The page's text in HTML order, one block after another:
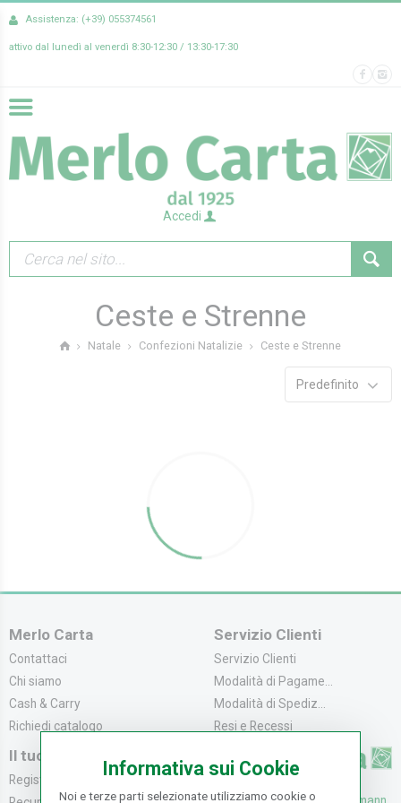
Assistenza: (+39) 055374561
attivo dal lunedì al venerdì 8:30-12:30 / 13:30-17:30
Accedi
Ceste e Strenne
Natale Confezioni Natalizie Ceste e Strenne
Predefinito
Merlo Carta
Contattaci
Chi siamo
Cash & Carry
Richiedi catalogo
Servizio Clienti
Servizio Clienti
Modalità di Pagame...
Modalità di Spediz...
Resi e Recessi
Il tuo Account
Registrati
Informativa sui Cookie
Noi e terze parti selezionate utilizziamo cookie o